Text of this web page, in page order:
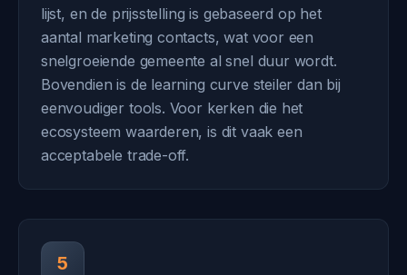
lijst, en de prijsstelling is gebaseerd op het
aantal marketing contacts, wat voor een
snelgroeiende gemeente al snel duur wordt.
Bovendien is de learning curve steiler dan bij
eenvoudiger tools. Voor kerken die het
ecosysteem waarderen, is dit vaak een
acceptabele trade-off.
5